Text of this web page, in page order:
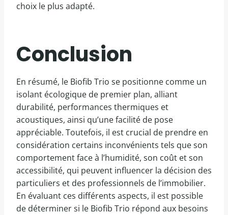
choix le plus adapté.
Conclusion
En résumé, le Biofib Trio se positionne comme un
isolant écologique de premier plan, alliant
durabilité, performances thermiques et
acoustiques, ainsi qu’une facilité de pose
appréciable. Toutefois, il est crucial de prendre en
considération certains inconvénients tels que son
comportement face à l’humidité, son coût et son
accessibilité, qui peuvent influencer la décision des
particuliers et des professionnels de l’immobilier.
En évaluant ces différents aspects, il est possible
de déterminer si le Biofib Trio répond aux besoins